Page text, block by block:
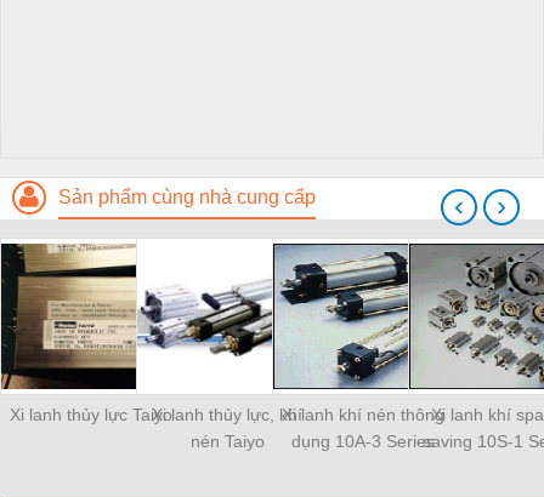
Sản phẩm cùng nhà cung cấp
Xi lanh thủy lực TaiyoXi lanh thủy lực, khí
nén Taiyo
Xi lanh khí nén thông
dụng 10A-3 Series
Xi lanh khí
saving 10S-1
‹ ›